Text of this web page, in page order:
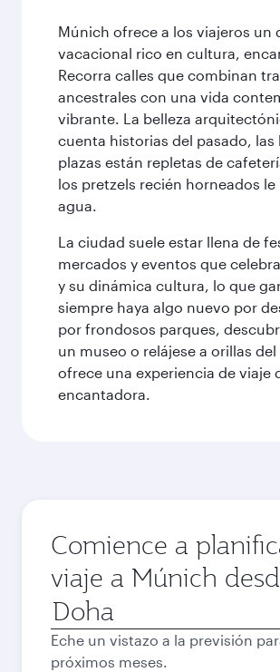
Múnich ofrece a los viajeros un
vacacional rico en cultura,
Recorra calles que combinan
ancestrales con una vida
vibrante. La belleza
cuenta historias del pasado, las
plazas están repletas de
los pretzels recién horneados le
agua.
La ciudad suele estar llena de
mercados y eventos que
y su dinámica cultura, lo que
siempre haya algo nuevo por
por frondosos parques,
un museo o relájese a orillas
ofrece una experiencia de viaje
encantadora.
Comience a
viaje a Múnich
Ciudad
de
salida
Eche un vistazo a la previsión
próximos meses.